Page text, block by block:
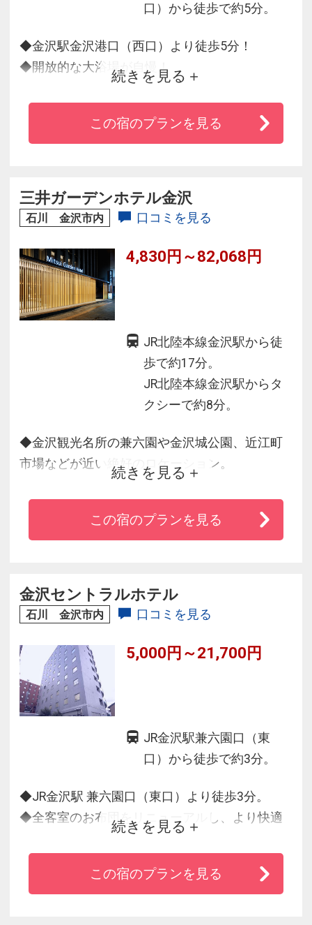
口）から徒歩で約5分。
◆金沢駅金沢港口（西口）より徒歩5分！
◆開放的な大浴場が自慢！
『露天風呂』『エステ風呂』『高温サウナ(男
性)・ハーブスチームサウナ(女性)』完備
◆全室Wi-Fi・有線LAN無料。
◆朝食は選べる和・洋定食
続きを見る
この宿のプランを見る
三井ガーデンホテル金沢
石川 金沢市内 口コミを見る
4,830円～82,068円
JR北陸本線金沢駅から徒
歩で約17分。
JR北陸本線金沢駅からタ
クシーで約8分。
◆金沢観光名所の兼六園や金沢城公園、近江町
市場などが近い絶好のロケーション。
◆最上階には金沢城址公園へのパノラミックな
眺めが広がる大浴場が完備。
◆お部屋はシックなインテリアでまとめられ落
る伝統工芸や新しいアートの数々をお楽しみく
ださい。
続きを見る
この宿のプランを見る
金沢セントラルホテル
石川 金沢市内 口コミを見る
5,000円～21,700円
JR金沢駅兼六園口（東
口）から徒歩で約3分。
◆JR金沢駅 兼六園口（東口）より徒歩3分。
◆全客室のお布団をリニューアルし、より快適
にお過ごし頂けます。
◆東館全室Wi-Fi・LANケーブル、空気清浄機
（加湿機能付き）完備。
続きを見る
この宿のプランを見る